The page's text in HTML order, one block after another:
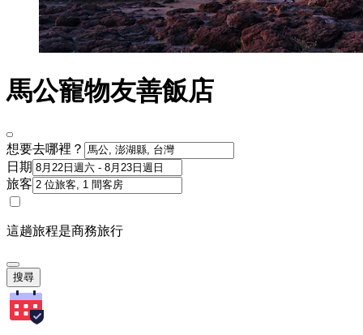
馬公寵物友善飯店
想要去哪裡？
日期
旅客
這趟旅程是商務旅行
搜尋